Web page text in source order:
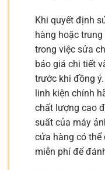
Khi quyết định
hàng hoặc
trong việc sửa
báo giá chi tiết
trước khi đồng
linh kiện chính
chất lượng cao
suất của máy
cửa hàng có thể
miễn phí để